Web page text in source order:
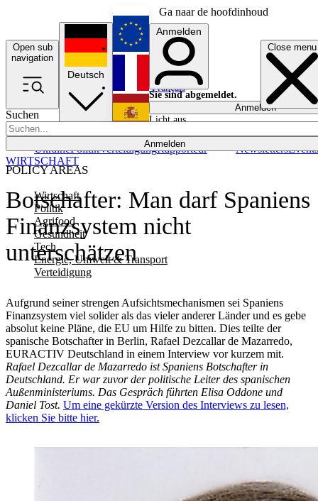
Ga naar de hoofdinhoud
Open sub
navigation
Close menu
Suchen
Anmelden
POLICY AREAS
Wirtschaft
Politik
Agrifood
Gesundheit
Tech
Energie, Umwelt & Transport
Verteidigung
UkrainePolitikVerteidigungRapporteur NewslettersEvents
Deutsch
English
Français
Anmelden
Sie sind abgemeldet.
Anmelden
Licht aus
Botschafter: Man darf Spaniens
Finanzsystem nicht
unterschätzen
Aufgrund seiner strengen Aufsichtsmechanismen sei Spaniens
Finanzsystem viel solider als das vieler anderer Länder und es gebe
absolut keine Pläne, die EU um Hilfe zu bitten. Dies teilte der
spanische Botschafter in Berlin, Rafael Dezcallar de Mazarredo,
EURACTIV Deutschland in einem Interview vor kurzem mit.
Rafael Dezcallar de Mazarredo ist Spaniens Botschafter in
Deutschland. Er war zuvor der politische Leiter des spanischen
Außenministeriums. Das Gespräch führten Elisa Oddone und
Daniel Tost. Um eine gekürzte Version des Interviews zu lesen,
klicken Sie bitte hier.
WIRTSCHAFT